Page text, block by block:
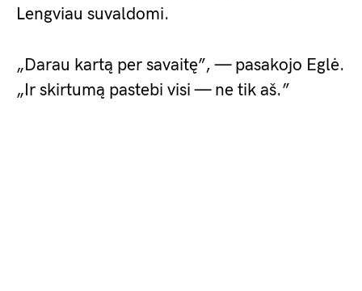
Lengviau suvaldomi.
„Darau kartą per savaitę”, — pasakojo Eglė.
„Ir skirtumą pastebi visi — ne tik aš.”